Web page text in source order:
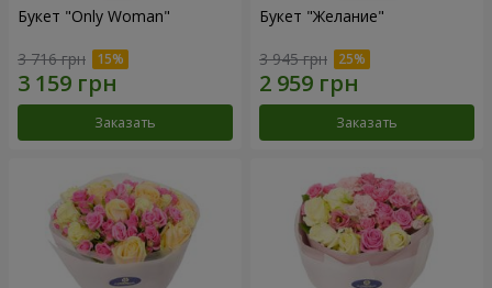
Букет "Only Woman"
3 716 грн
Заказать
Букет "Желание"
3 945 грн
Заказать